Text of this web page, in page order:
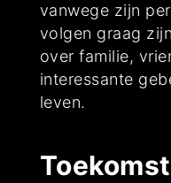
vanwege zijn
volgen graag
over familie,
interessante
leven.